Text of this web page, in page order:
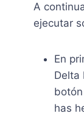
A
ejecutar
En
Delta
has